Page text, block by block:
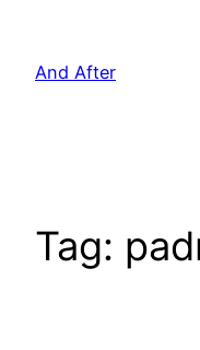
And After
Tag: